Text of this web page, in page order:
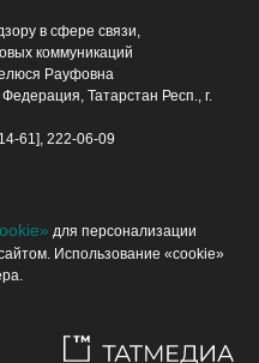
в сфере связи,
коммуникаций
Рауфовна
Татарстан Респ., г.
61], 222-06-09
для персонализации
Использование «cookie»